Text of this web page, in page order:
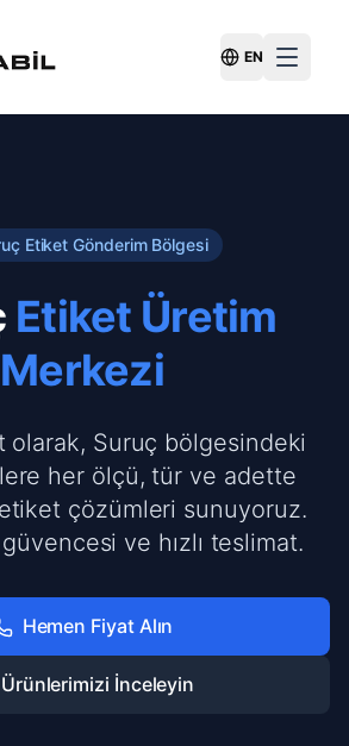
Switch
EN
Etiket Gönderim Bölgesi
Etiket Üretim
Merkezi
olarak, Suruç bölgesindeki
her ölçü, tür ve adette
çözümleri sunuyoruz.
ve hızlı teslimat.
Hemen Fiyat Alın
Ürünlerimizi İnceleyin